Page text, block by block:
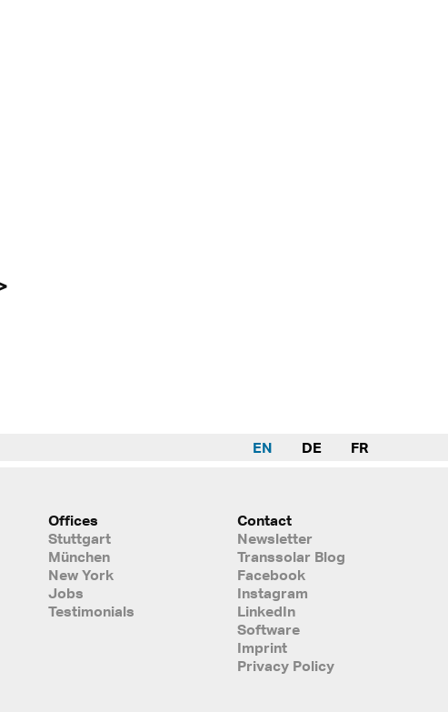
EN DE FR
Offices
Stuttgart
München
New York
Jobs
Testimonials
Contact
Newsletter
Transsolar Blog
Facebook
Instagram
LinkedIn
Software
Imprint
Privacy Policy